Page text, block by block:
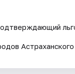
Астраханского